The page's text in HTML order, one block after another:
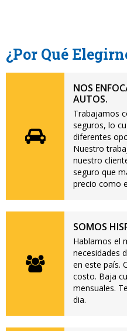
¿Por Qué
NOS
AUTOS.
Trabajamos
seguros, lo
diferentes
Nuestro
nuestro
seguro que
precio como
SOMOS
Hablamos el
necesidades
en este país.
costo. Baja
mensuales.
dia.